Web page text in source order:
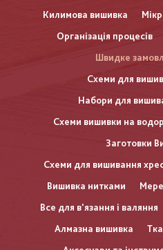
Килимова вишивка
Організація процесів
Швидке
Схеми для
Набори для
Схеми вишивки на
Заготовки
Схеми для вишивання
Вишивка нитками
Все для в'язання і валяння
Алмазна вишивка